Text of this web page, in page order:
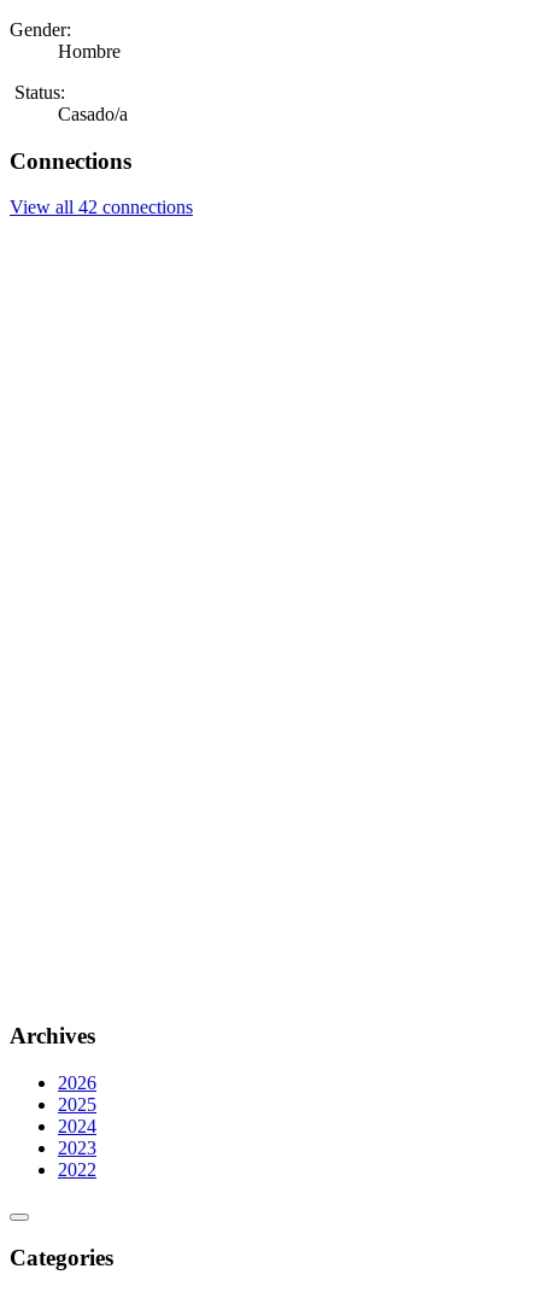
Gender:
Hombre
Status:
Casado/a
Connections
View all 42 connections
Archives
2026
2025
2024
2023
2022
Categories